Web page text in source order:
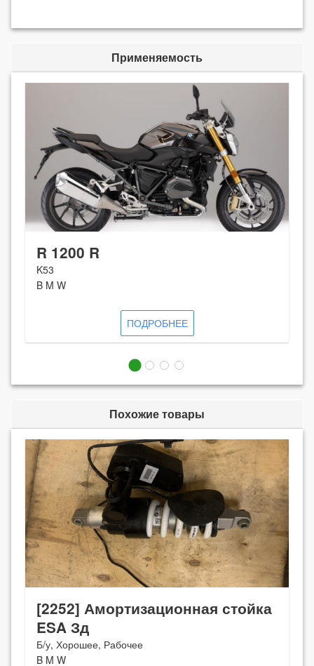
Применяемость
R 1200 R
K53
B M W
ПОДРОБНЕЕ
Похожие товары
[2252] Амортизационная стойка
ESA Зд
Б/у, Хорошее, Рабочее
B M W